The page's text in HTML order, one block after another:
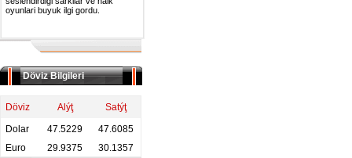
oyunlari buyuk ilgi gordu.
Döviz Bilgileri
Döviz Alýţ
Satýţ
Dolar
47.5229
47.6085
Euro
29.9375 30.1357